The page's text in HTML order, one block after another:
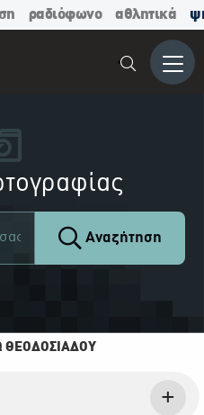
ραδιόφωνο αθλητικά
Μενού
Αναζήτηση
ΘΕΟΔΟΣΙΆΔΟΥ